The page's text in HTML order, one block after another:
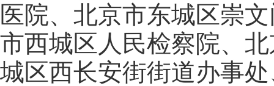
医院、北京市东城区崇
市西城区人民检察院、
城区西长安街街道办事